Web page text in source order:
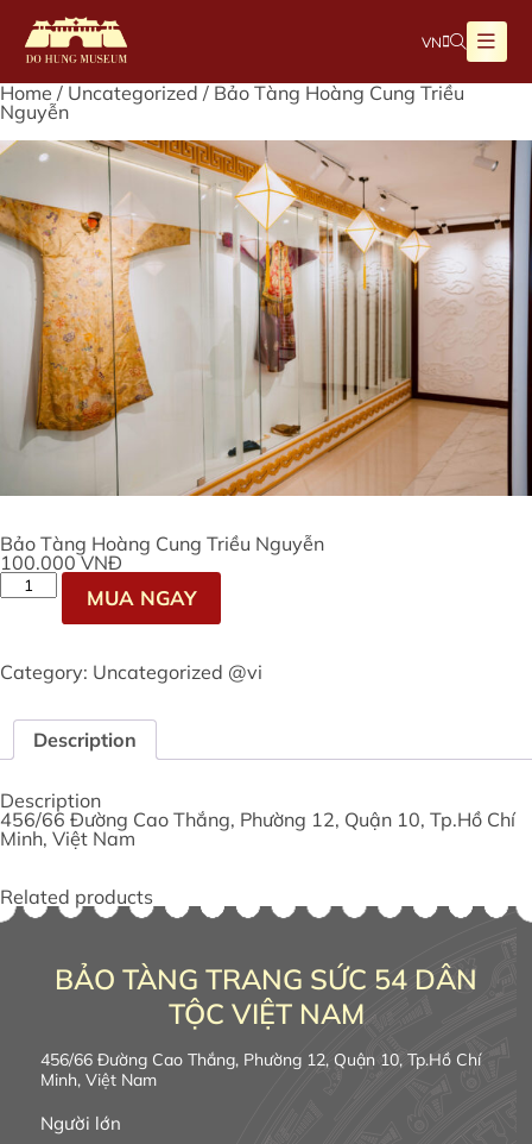
VN
Home / Uncategorized / Bảo Tàng Hoàng Cung Triều
Nguyễn
Bảo Tàng Hoàng Cung Triều Nguyễn
100.000VNĐ
Bảo
Tàng
Nguyễn
MUA NGAY
Category: Uncategorized @vi
Description
Description
456/66 Đường Cao Thắng, Phường 12, Quận 10, Tp.Hồ Chí
Minh, Việt Nam
Related products
BẢO TÀNG TRANG SỨC 54 DÂN
TỘC VIỆT NAM
456/66 Đường Cao Thắng, Phường 12, Quận 10, Tp.Hồ Chí
Minh, Việt Nam
Người lớn